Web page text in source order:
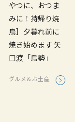
やつに、おつま
みに！持帰り焼
鳥］夕暮れ前に
焼き始めます 矢
口渡「鳥勢」
グルメ＆お土産